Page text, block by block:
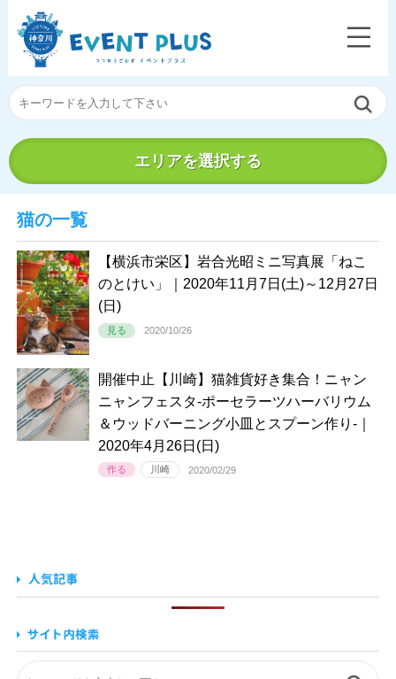
エリアを選択する
猫の一覧
【横浜市栄区】岩合光昭ミニ写真展「ねこ
のとけい」｜2020年11月7日(土)～12月27日
(日)
見る 2020/10/26
開催中止【川崎】猫雑貨好き集合！ニャン
ニャンフェスタ-ポーセラーツハーバリウム
＆ウッドバーニング小皿とスプーン作り-｜
2020年4月26日(日)
作る 川崎 2020/02/29